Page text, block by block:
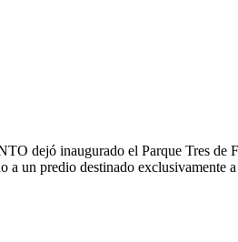
dejó inaugurado el Parque Tres de
a un predio destinado exclusivamente